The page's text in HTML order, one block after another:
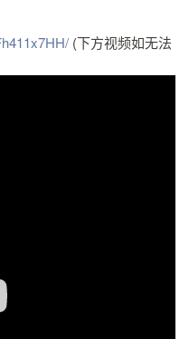
(下方视频如无法